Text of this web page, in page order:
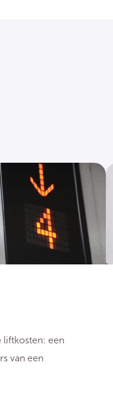
liftkosten: een
van een